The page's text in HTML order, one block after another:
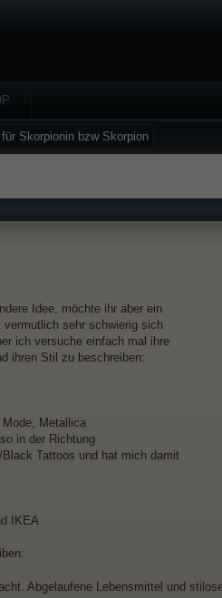
Skorpionin bzw Skorpion
Idee, möchte ihr aber ein
sehr schwierig sich
ich versuche einfach mal ihre
ihren Stil zu beschreiben:
Metallica
in der Richtung
Tattoos und hat mich damit
IKEA
Abgelaufene Lebensmittel und